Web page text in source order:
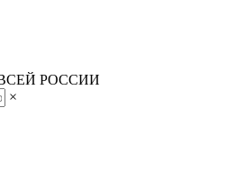
РОССИИ
×